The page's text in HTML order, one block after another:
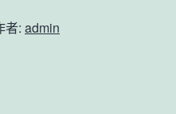
者: admin